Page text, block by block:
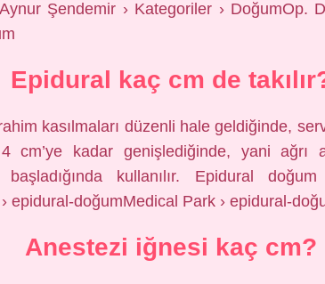
Şendemir › Kategoriler › DoğumOp.
Epidural kaç cm de
kasılmaları düzenli hale geldiğinde,
cm’ye kadar genişlediğinde, yani ağrı
başladığında kullanılır. Epidural
epidural-doğumMedical Park › epidural-
Anestezi iğnesi kaç cm?